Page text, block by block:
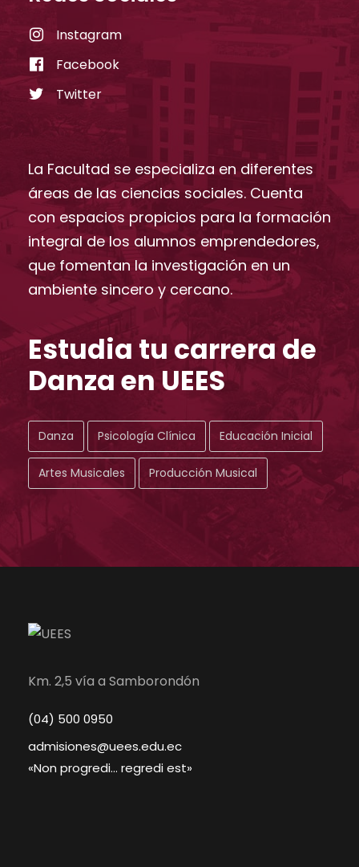
Instagram
Facebook
Twitter
La Facultad se especializa en diferentes
áreas de las ciencias sociales. Cuenta
con espacios propicios para la formación
integral de los alumnos emprendedores,
que fomentan la investigación en un
ambiente sincero y cercano.
Estudia tu carrera de
Danza en UEES
Danza Psicología Clínica Educación Inicial
Artes Musicales Producción Musical
Km. 2,5 vía a Samborondón
(04) 500 0950
admisiones@uees.edu.ec
«Non progredi… regredi est»